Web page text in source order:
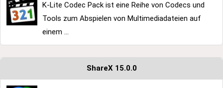
K-Lite Codec Pack ist eine Reihe von Codecs und
Tools zum Abspielen von Multimediadateien auf
einem ...
ShareX 15.0.0